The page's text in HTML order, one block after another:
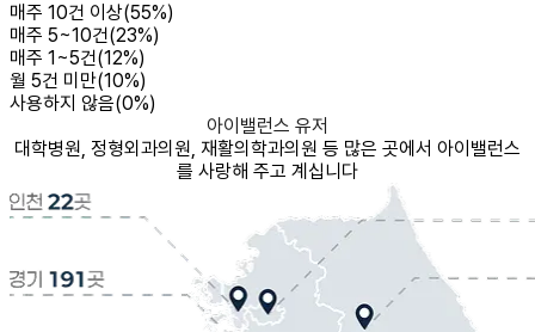
매주 10건 이상(55%)
매주 5~10건(23%)
매주 1~5건(12%)
월 5건 미만(10%)
사용하지 않음(0%)
아이밸런스 유저
대학병원, 정형외과의원, 재활의학과의원 등 많은 곳에서 아이밸런스
를 사랑해 주고 계십니다